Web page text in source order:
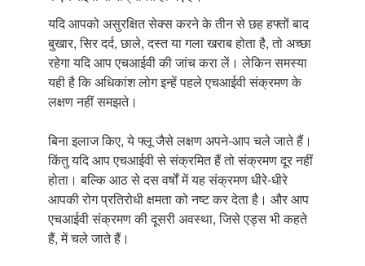
यदि आपको असुरक्षित सेक्स करने के तीन से छह हफ्तों बाद
बुखार, सिर दर्द, छाले, दस्त या गला खराब होता है, तो अच्छा
रहेगा यदि आप एचआईवी की जांच करा लें। लेकिन समस्या
यही है कि अधिकांश लोग इन्हें पहले एचआईवी संक्रमण के
लक्षण नहीं समझते।
बिना इलाज किए, ये फ्लू जैसे लक्षण अपने-आप चले जाते हैं।
किंतु यदि आप एचआईवी से संक्रमित हैं तो संक्रमण दूर नहीं
होता। बल्कि आठ से दस वर्षों में यह संक्रमण धीरे-धीरे
आपकी रोग प्रतिरोधी क्षमता को नष्ट कर देता है। और आप
एचआईवी संक्रमण की दूसरी अवस्था, जिसे एड्स भी कहते
हैं, में चले जाते हैं।